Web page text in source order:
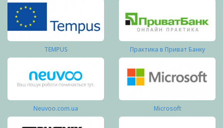
TEMPUS Практика в Приват Банку
Neuvoo.com.ua Microsoft